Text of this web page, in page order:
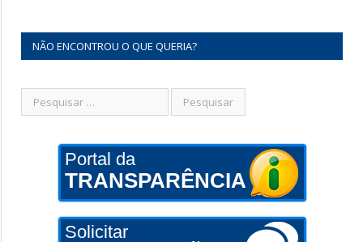
NÃO ENCONTROU O QUE QUERIA?
Portal da
TRANSPARÊNCIA
Solicitar